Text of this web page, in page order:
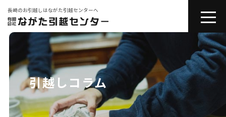
長崎のお引越しはながた引越センターへ
toggle
会社紹介
お引越しサービス
その他サービス
引越しコラム